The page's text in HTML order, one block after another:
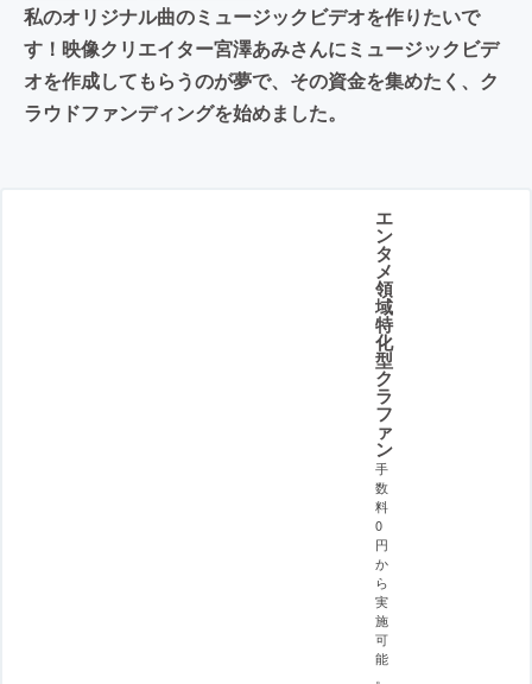
私のオリジナル曲のミュージックビデオを作りたいで
す！映像クリエイター宮澤あみさんにミュージックビデ
オを作成してもらうのが夢で、その資金を集めたく、ク
ラウドファンディングを始めました。
エ
ン
タ
メ
領
域
特
化
型
ク
ラ
フ
ァ
ン
手
数
料
0
円
か
ら
実
施
可
能